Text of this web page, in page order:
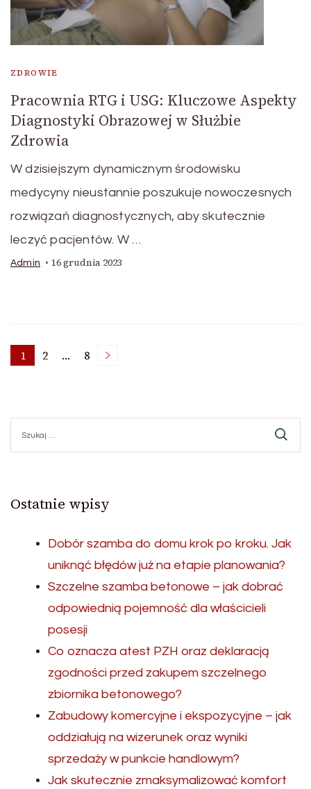
ZDROWIE
Pracownia RTG i USG: Kluczowe Aspekty
Diagnostyki Obrazowej w Służbie
Zdrowia
W dzisiejszym dynamicznym środowisku
medycyny nieustannie poszukuje nowoczesnych
rozwiązań diagnostycznych, aby skutecznie
leczyć pacjentów. W …
Admin 16 grudnia 2023
Stronicowanie
wpisów
Strona
1 Strona
2 … Strona
8
Ostatnie wpisy
Dobór szamba do domu krok po kroku. Jak
uniknąć błędów już na etapie planowania?
Szczelne szamba betonowe – jak dobrać
odpowiednią pojemność dla właścicieli
posesji
Co oznacza atest PZH oraz deklaracją
zgodności przed zakupem szczelnego
zbiornika betonowego?
Zabudowy komercyjne i ekspozycyjne – jak
oddziałują na wizerunek oraz wyniki
sprzedaży w punkcie handlowym?
Jak skutecznie zmaksymalizować komfort